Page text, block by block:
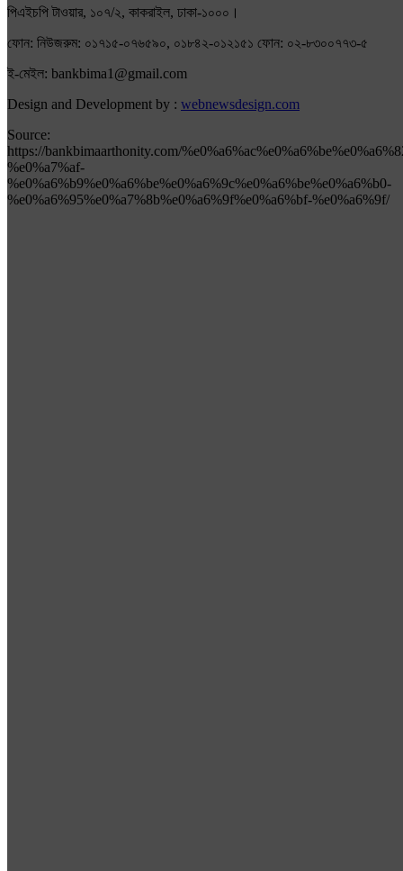
পিএইচপি টাওয়ার, ১০৭/২, কাকরাইল, ঢাকা-১০০০।
ফোন: নিউজরুম: ০১৭১৫-০৭৬৫৯০, ০১৮৪২-০১২১৫১ ফোন: ০২-৮৩০০৭৭৩-৫
ই-মেইল: bankbima1@gmail.com
Design and Development by : webnewsdesign.com
Source:
https://bankbimaarthonity.com/
%e0%a7%af-
%e0%a6%b9%e0%a6%be%e0%a6%9c%e0%a6%be%e0%a6%b0-
%e0%a6%95%e0%a7%8b%e0%a6%9f%e0%a6%bf-%e0%a6%9f/